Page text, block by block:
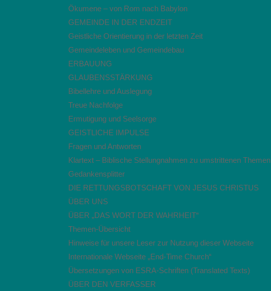
Ökumene – von Rom nach Babylon
GEMEINDE IN DER ENDZEIT
Geistliche Orientierung in der letzten Zeit
Gemeindeleben und Gemeindebau
ERBAUUNG
GLAUBENSSTÄRKUNG
Bibellehre und Auslegung
Treue Nachfolge
Ermutigung und Seelsorge
GEISTLICHE IMPULSE
Fragen und Antworten
Klartext – Biblische Stellungnahmen zu umstrittenen Themen
Gedankensplitter
DIE RETTUNGSBOTSCHAFT VON JESUS CHRISTUS
ÜBER UNS
ÜBER „DAS WORT DER WAHRHEIT“
Themen-Übersicht
Hinweise für unsere Leser zur Nutzung dieser Webseite
Internationale Webseite „End-Time Church“
Übersetzungen von ESRA-Schriften (Translated Texts)
ÜBER DEN VERFASSER